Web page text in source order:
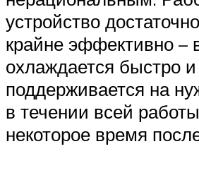
устройство
крайне эффективно –
охлаждается быстро и
поддерживается на
в течении всей
некоторое время